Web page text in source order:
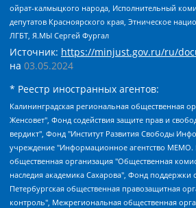
ойрат-калмыцкого народа, Исполнительный
депутатов Красноярского края, Этническое
ЛГБТ, Я.МЫ Сергей Фургал
Источник: https://minjust.gov.ru/ru/
на 03.05.2024
* Реестр иностранных агентов:
Калининградская региональная общественная организация "Экозащита!-Женсовет", Фонд содействия защите прав и свобод граждан "Общественный вердикт", Фонд "Институт Развития Свободы Информации", Частное учреждение "Информационное агентство МЕМО. РУ", Региональная общественная организация "Общественная комиссия по сохранению наследия академика Сахарова", Фонд поддержки свободы прессы, Санкт-Петербургская общественная правозащитная организация "Гражданский контроль", Межрегиональная общественная организация "Информационно-просветительский центр "Мемориал", Региональный Фонд "Центр Защиты Прав Средств Массовой Информации", с 05.12.2023 Фонд "Центр Защиты Прав Средств массовой информации", Региональная общественная благотворительная организация помощи беженцам и мигрантам "Гражданское содействие", Негосударственное образовательное учреждение дополнительного профессионального образования (повышение квалификации) специалистов "АКАДЕМИЯ ПО ПРАВАМ ЧЕЛОВЕКА", Свердловская региональная общественная организация "Сутяжник", Автономная некоммерческая организация "Центр независимых социологических исследований", Союз общественных объединений "Российский исследовательский центр по правам человека", Региональное общественное учреждение научно-информационный центр "МЕМОРИАЛ", Некоммерческая организация "Фонд защиты гласности", Автономная некоммерческая организация "Институт прав человека", Городская общественная организация "Екатеринбургское общество "МЕМОРИАЛ", Городская общественная организация "Рязанское историко-просветительское и правозащитное общество "Мемориал" (Рязанский Мемориал), Челябинский региональный орган общественной самодеятельности – женское общественное объединение "Женщины Евразии", Челябинский региональный орган общественной самодеятельности "Уральская правозащитная группа", Фонд содействия защите здоровья и социальной справедливости имени Андрея Рылькова, Автономная Некоммерческая Организация "Аналитический Центр Юрия Левады", Автономная некоммерческая организация социальной поддержки населения "Проект Апрель", Региональная общественная организация помощи женщинам и детям, находящимся в кризисной ситуации "Информационно-методический центр "Анна", Фонд содействия развитию массовых коммуникаций и правовому просвещению "Так-так-Так", Фонд содействия устойчивому развитию "Серебряная тайга", Свердловский региональный общественный фонд социальных проектов "Новое время", "Idel.Реалии", Кавказ.Реалии, Крым.Реалии, Телеканал Настоящее Время, Татаро-башкирская служба Радио Свобода (Azatliq Radiosi), Радио Свободная Европа/Радио Свобода (PCE/PC), "Сибирь.Реалии", "Фактограф", Благотворительный фонд помощи осужденным и их семьям, Автономная некоммерческая организация "Институт глобализации и социальных движений", Фонд "В защиту прав заключенных", Частное учреждение "Центр поддержки и содействия развитию средств массовой информации", Пензенский региональный общественный благотворительный фонд "Гражданский союз", "Север.Реалии", Некоммерческая организация Фонд "Правовая инициатива", Общество с ограниченной ответственностью "Радио Свободная Европа/Радио Свобода", Чешское информационное агентство "MEDIUM-ORIENT", Красноярская региональная общественная организация "Мы против СПИДа", Камалягин Денис Николаевич, Маркелов Сергей Евгеньевич, Пономарев Лев Александрович, Савицкая Людмила Алексеевна, Автономная некоммерческая организация "Центр по работе с проблемой насилия "НАСИЛИЮ.НЕТ", Межрегиональный профессиональный союз работников здравоохранения "Альянс врачей", Юридическое лицо, зарегистрированное в Латвийской Республике, SIA "Medusa Project" (регистрационный номер 40103797863, дата регистрации 10.06.2014), Некоммерческая организация "Фонд по борьбе с коррупцией", Автономная некоммерческая организация "Институт права и публичной политики", Баданин Роман Сергеевич, Гликин Максим Александрович, Железнова Мария Михайловна, Лукьянова Юлия Сергеевна, Маетная Елизавета Витальевна, Маняхин Петр Борисович, Чуракова Ольга Владимировна, Ярош Юлия Петровна, Юридическое лицо "The Insider SIA", зарегистрированное в Риге, Латвийская Республика (дата регистрации 26.06.2015), являющееся администратором доменного имени интернет-издания "The Insider SIA", https://theins.ru, Постернак Алексей Евгеньевич, Рубин Михаил Аркадьевич, Анин Роман Александрович, Юридическое лицо Istories fonds, зарегистрированное в Латвийской Республике (регистрационный номер 50008295751, дата регистрации 24.02.2020), Великовский Дмитрий Александрович, Долинина Ирина Николаевна, Мароховская Алеся Алексеевна, Шлейнов Роман Юрьевич, Шмагун Олеся Валентиновна, Общество с ограниченной ответственностью "Альтаир 2021", Общество с ограниченной ответственностью "Вега 2021", Общество с ограниченной ответственностью "Главный редактор 2021", Общество с ограниченной ответственностью "Ромашки монолит", Важенков Артем Валерьевич, Ивановская областная общественная организация "Центр гендерных исследований", Гурман Юрий Альбертович, Медиапроект "ОВД-Инфо", Егоров Владимир Владимирович, Жилинский Владимир Александрович, Общество с ограниченной ответственностью "ЗП", Иванова София Юрьевна, Карезина Инна Павловна, Кильтау Екатерина Викторовна, Петров Алексей Викторович, Пискунов Сергей Евгеньевич, Смирнов Сергей Сергеевич, Тихонов Михаил Сергеевич, Общество с ограниченной ответственностью "ЖУРНАЛИСТ-ИНОСТРАННЫЙ АГЕНТ", Арапова Галина Юрьевна, Вольтская Татьяна Анатольевна, Американская компания "Mason G.E.S. Anonymous Foundation" (США), являющаяся владельцем интернет-издания https://mnews.world/, Компания "Stichting Bellingcat", зарегистрированная в Нидерландах (дата регистрации 11.07.2018), Захаров Андрей Вячеславович, Клепиковская Екатерина Дмитриевна, Общество с ограниченной ответственностью "МЕМО", Перл Роман Александрович, Симонов Евгений Алексеевич, Соловьева Елена Анатольевна, Сотников Даниил Владимирович, Сурначева Елизавета Дмитриевна, Автономная некоммерческая организация по защите прав человека и информированию населения "Якутия – Наше Мнение", Общество с ограниченной ответственностью "Москоу диджитал медиа", с 26.01.2023 Общество с ограниченной ответственностью "Чайка Белые сады", Ветошкина Валерия Валерьевна, Заговора Максим Александрович, Межрегиональное общественное движение "Российская ЛГБТ - сеть", Оленичев Максим Владимирович, Павлов Иван Юрьевич, Скворцова Елена Сергеевна, Общество с ограниченной ответственностью "Как бы инагент", Кочетков Игорь Викторович, Общество с ограниченной ответственностью "Честные выборы", Еланчик Олег Александрович, Общество с ограниченной ответственностью "Нобелевский призыв", Гималова Регина Эмилевна, Григорьев Андрей Валерьевич, Григорьева Алина Александровна,